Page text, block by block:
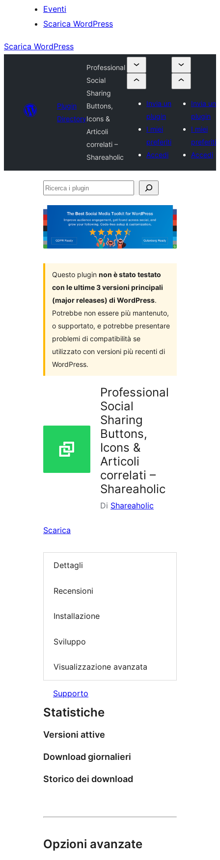
Eventi
Scarica WordPress
Scarica WordPress
Plugin
Directory
Professional
Social
Sharing
Buttons,
Icons &
Articoli
correlati –
Shareaholic
Invia un
plugin
I miei
preferiti
Accedi
Invia un
plugin
I miei
preferiti
Accedi
Ricerca
plugin
Questo plugin non è stato testato
con le ultime 3 versioni principali
(major releases) di WordPress.
Potrebbe non essere più mantenuto,
o supportato, e potrebbe presentare
problemi di compatibilità se
utilizzato con versioni più recenti di
WordPress.
Professional
Social
Sharing
Buttons,
Icons &
Articoli
correlati –
Shareaholic
Di Shareaholic
Scarica
Dettagli
Recensioni
Installazione
Sviluppo
Visualizzazione avanzata
Supporto
Statistiche
Versioni attive
Download giornalieri
Storico dei download
Opzioni avanzate